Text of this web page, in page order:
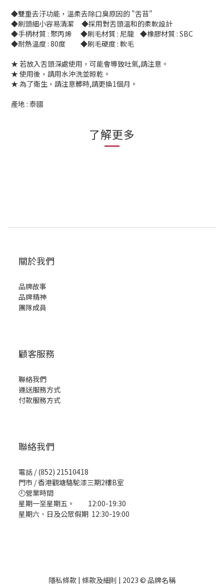
◆雙重去汙功能，溫柔去除口臭原因的 "舌苔"
◆刷頭細小容易清潔 ◆採用對舌頭溫和的柔軟設計
◆手柄材質 : 聚丙烯 ◆刷毛材質 : 尼龍 ◆橡膠材質 : SBC
◆耐熱溫度 : 80度 ◆刷毛硬度 : 軟毛
★ 若放入舌頭深處使用，可能會導致吐氣,請注意。
★ 使用後，請用水沖洗並晾乾。
★ 為了衛生，請注意髒時,請更換1個月。
產地 : 泰國
了解更多
關於我們
品牌故事
品牌精神
團隊成員
顧客服務
聯絡我們
運送服務方式
付款服務方式
聯絡我們
電話 / (852) 21510418
門市 / 香港觀塘駱駝漆三期2樓B室
🕘營業時間
星期一至星期五。 12:00-19:30
星期六、日及公眾假期 12:30-19:00
隱私條款 | 條款及細則 | 2023 © 品牌名稱